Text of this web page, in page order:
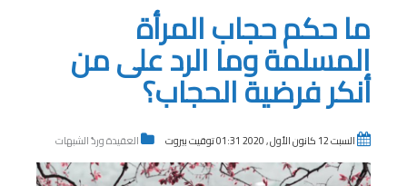
ما حكم حجاب المرأة
المسلمة وما الرد على من
أنكر فرضية الحجاب؟
السبت 12 كانون الأول , 2020 01:31 توقيت بيروت العقيدة وردّ الشبهات